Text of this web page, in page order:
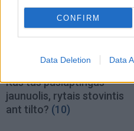
CONFIRM
Data Deletion Data
Klaipėda
Kas tas paslaptingas
jaunuolis, rytais stovintis
ant tilto? (10)